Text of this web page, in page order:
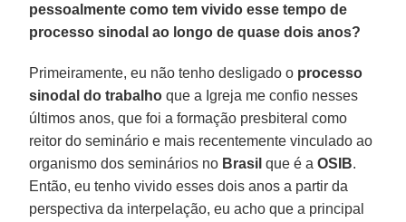
pessoalmente como tem vivido esse tempo de
processo sinodal ao longo de quase dois anos?
Primeiramente, eu não tenho desligado o processo
sinodal do trabalho que a Igreja me confio nesses
últimos anos, que foi a formação presbiteral como
reitor do seminário e mais recentemente vinculado ao
organismo dos seminários no Brasil que é aOSIB.
Então, eu tenho vivido esses dois anos a partir da
perspectiva da interpelação, eu acho que a principal